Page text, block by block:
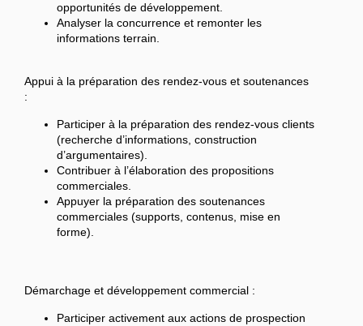
opportunités de développement.
Analyser la concurrence et remonter les
informations terrain.
Appui à la préparation des rendez-vous et soutenances
:
Participer à la préparation des rendez-vous clients
(recherche d’informations, construction
d’argumentaires).
Contribuer à l’élaboration des propositions
commerciales.
Appuyer la préparation des soutenances
commerciales (supports, contenus, mise en
forme).
Démarchage et développement commercial :
Participer activement aux actions de prospection